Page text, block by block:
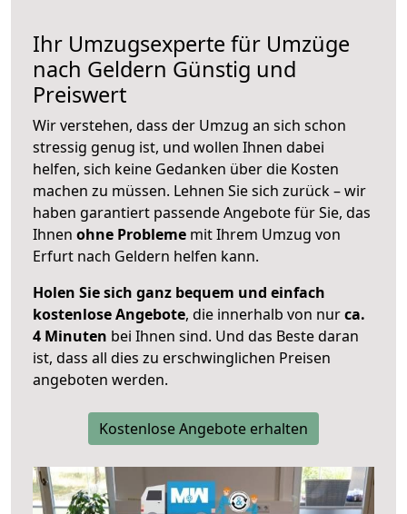
Ihr Umzugsexperte für Umzüge
nach Geldern Günstig und
Preiswert
Wir verstehen, dass der Umzug an sich schon
stressig genug ist, und wollen Ihnen dabei
helfen, sich keine Gedanken über die Kosten
machen zu müssen. Lehnen Sie sich zurück – wir
haben garantiert passende Angebote für Sie, das
Ihnen ohne Probleme mit Ihrem Umzug von
Erfurt nach Geldern helfen kann.
Holen Sie sich ganz bequem und einfach
kostenlose Angebote, die innerhalb von nurca.
4 Minuten bei Ihnen sind. Und das Beste daran
ist, dass all dies zu erschwinglichen Preisen
angeboten werden.
Kostenlose Angebote erhalten